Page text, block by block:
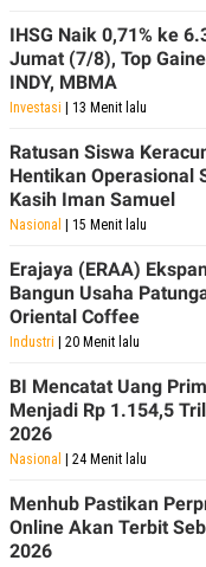
D
L
A
N
G
A
N
A
N
C
T
K
K
I
N
E
J
A
E
M
I
E
N
E
P
P
E
R
D
E
R
T
I
S
N
G
K
IHSG Naik 0,71% ke
Jumat (7/8), Top
INDY, MBMA
Investasi | 13 Menit lalu
Ratusan Siswa
Hentikan Operasional
Kasih Iman Samuel
Nasional | 15 Menit lalu
Erajaya (ERAA)
Bangun Usaha
Oriental Coffee
Industri | 20 Menit lalu
BI Mencatat Uang
Menjadi Rp 1.154,5
2026
Nasional | 24 Menit lalu
Menhub Pastikan
Online Akan Terbit
2026